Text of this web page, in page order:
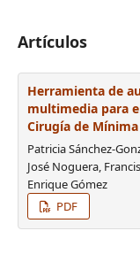
Artículos
Herramienta de
multimedia para
Cirugía de
Patricia Sánchez-
José Noguera,
Enrique Gómez
PDF